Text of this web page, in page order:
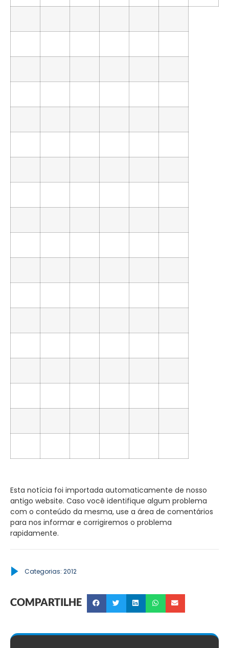
Esta notícia foi importada automaticamente de nosso
antigo website. Caso você identifique algum problema
com o conteúdo da mesma, use a área de comentários
para nos informar e corrigiremos o problema
rapidamente.
Categorias: 2012
COMPARTILHE